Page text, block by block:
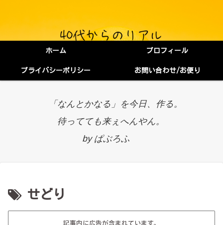
ホーム プロフィール
プライバシーポリシー お問い合わせ/お便り
「なんとかなる」を今日、作る。
待ってても来ぇへんやん。
by ぱぶろふ
せどり
記事内に広告が含まれています。